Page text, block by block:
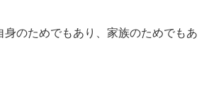
身のためでもあり、家族のためでもあ